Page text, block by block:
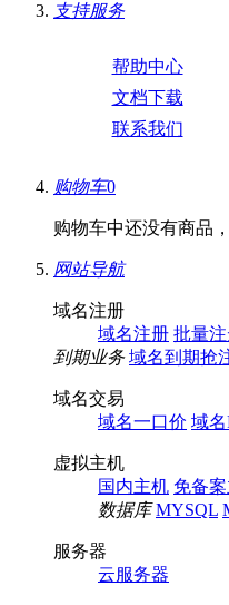
支持服务
帮助中心
文档下载
联系我们
购物车0
购物车中还没有商品
网站导航
域名注册
域名注册 批量
到期业务 域名到期抢
域名交易
域名一口价 域名
虚拟主机
国内主机 免备
数据库 MYSQL
服务器
云服务器